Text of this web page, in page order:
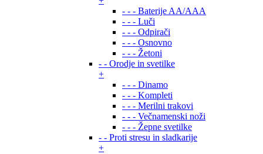
- - - Baterije AA/AAA
- - - Luči
- - - Odpirači
- - - Osnovno
- - - Žetoni
- - Orodje in svetilke
+
- - - Dinamo
- - - Kompleti
- - - Merilni trakovi
- - - Večnamenski noži
- - - Žepne svetilke
- - Proti stresu in sladkarije
+